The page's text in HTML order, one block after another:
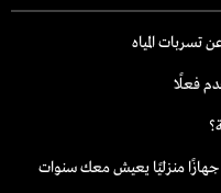
تسربات المياه
فعلًا
منزليًا يعيش معك سنوات